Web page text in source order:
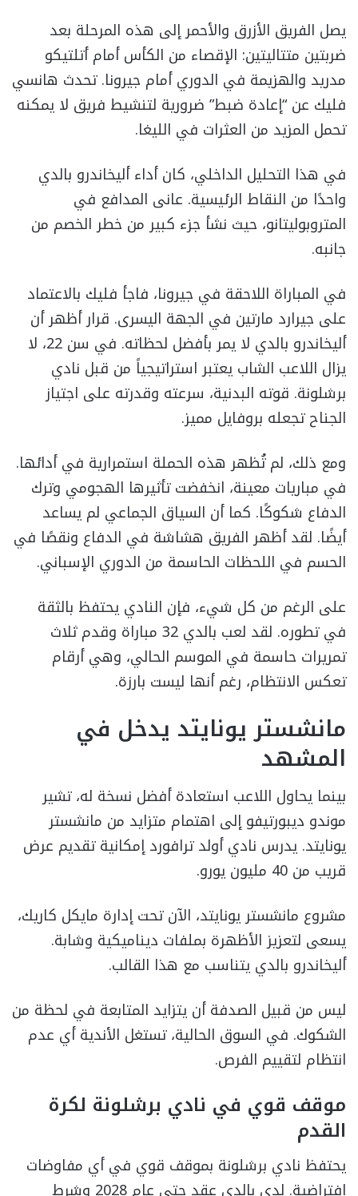
يصل الفريق الأزرق والأحمر إلى هذه المرحلة بعد
ضربتين متتاليتين: الإقصاء من الكأس أمام أتلتيكو
مدريد والهزيمة في الدوري أمام جيرونا. تحدث هانسي
فليك عن “إعادة ضبط” ضرورية لتنشيط فريق لا يمكنه
تحمل المزيد من العثرات في الليغا.
في هذا التحليل الداخلي، كان أداء أليخاندرو بالدي
واحدًا من النقاط الرئيسية. عانى المدافع في
المتروبوليتانو، حيث نشأ جزء كبير من خطر الخصم من
جانبه.
في المباراة اللاحقة في جيرونا، فاجأ فليك بالاعتماد
على جيرارد مارتين في الجهة اليسرى. قرار أظهر أن
أليخاندرو بالدي لا يمر بأفضل لحظاته. في سن 22، لا
يزال اللاعب الشاب يعتبر استراتيجياً من قبل نادي
برشلونة. قوته البدنية، سرعته وقدرته على اجتياز
الجناح تجعله بروفايل مميز.
ومع ذلك، لم تُظهر هذه الحملة استمرارية في أدائها.
في مباريات معينة، انخفضت تأثيرها الهجومي وترك
الدفاع شكوكًا. كما أن السياق الجماعي لم يساعد
أيضًا. لقد أظهر الفريق هشاشة في الدفاع ونقصًا في
الحسم في اللحظات الحاسمة من الدوري الإسباني.
على الرغم من كل شيء، فإن النادي يحتفظ بالثقة
في تطوره. لقد لعب بالدي 32 مباراة وقدم ثلاث
تمريرات حاسمة في الموسم الحالي، وهي أرقام
تعكس الانتظام، رغم أنها ليست بارزة.
مانشستر يونايتد يدخل في
المشهد
بينما يحاول اللاعب استعادة أفضل نسخة له، تشير
موندو ديبورتيفو إلى اهتمام متزايد من مانشستر
يونايتد. يدرس نادي أولد ترافورد إمكانية تقديم عرض
قريب من 40 مليون يورو.
مشروع مانشستر يونايتد، الآن تحت إدارة مايكل كاريك،
يسعى لتعزيز الأظهرة بملفات ديناميكية وشابة.
أليخاندرو بالدي يتناسب مع هذا القالب.
ليس من قبيل الصدفة أن يتزايد المتابعة في لحظة من
الشكوك. في السوق الحالية، تستغل الأندية أي عدم
انتظام لتقييم الفرص.
موقف قوي في نادي برشلونة لكرة
القدم
يحتفظ نادي برشلونة بموقف قوي في أي مفاوضات
افتراضية. لدى بالدي عقد حتى عام 2028 وشرط